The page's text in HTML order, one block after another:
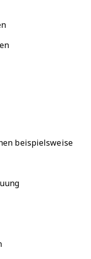
beispielsweise